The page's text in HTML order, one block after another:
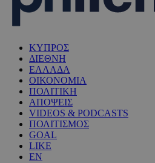
ΚΥΠΡΟΣ
ΔΙΕΘΝΗ
ΕΛΛΑΔΑ
ΟΙΚΟΝΟΜΙΑ
ΠΟΛΙΤΙΚΗ
ΑΠΟΨΕΙΣ
VIDEOS & PODCASTS
ΠΟΛΙΤΙΣΜΟΣ
GOAL
LIKE
EN